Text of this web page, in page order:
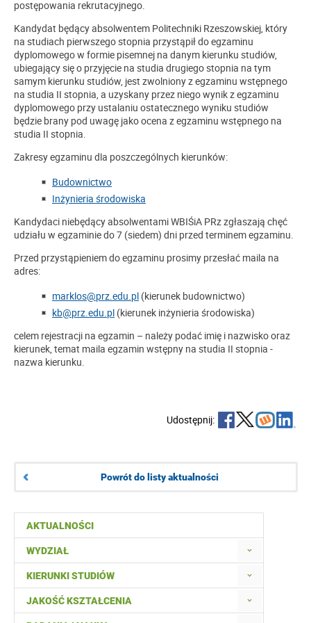
AKTUALNOŚCI
WYDZIAŁ
KIERUNKI STUDIÓW
JAKOŚĆ KSZTAŁCENIA
postępowania rekrutacyjnego.
Kandydat będący absolwentem Politechniki Rzeszowskiej, który
na studiach pierwszego stopnia przystąpił do egzaminu
dyplomowego w formie pisemnej na danym kierunku studiów,
ubiegający się o przyjęcie na studia drugiego stopnia na tym
samym kierunku studiów, jest zwolniony z egzaminu wstępnego
na studia II stopnia, a uzyskany przez niego wynik z egzaminu
dyplomowego przy ustalaniu ostatecznego wyniku studiów
będzie brany pod uwagę jako ocena z egzaminu wstępnego na
studia II stopnia.
Zakresy egzaminu dla poszczególnych kierunków:
Budownictwo
Inżynieria środowiska
Kandydaci niebędący absolwentami WBIŚiA PRz zgłaszają chęć
udziału w egzaminie do 7 (siedem) dni przed terminem egzaminu.
Przed przystąpieniem do egzaminu prosimy przesłać maila na
adres:
marklos@prz.edu.pl (kierunek budownictwo)
kb@prz.edu.pl (kierunek inżynieria środowiska)
celem rejestracji na egzamin – należy podać imię i nazwisko oraz
kierunek, temat maila egzamin wstępny na studia II stopnia -
nazwa kierunku.
Udostępnij:
Powrót do listy aktualności